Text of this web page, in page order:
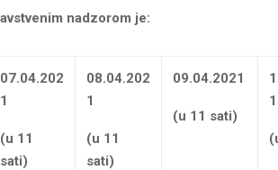
nadzorom je:
07.04.202
1
(u 11
sati)
08.04.202
1
(u 11
sati)
09.04.2021
(u 11 sati)
1